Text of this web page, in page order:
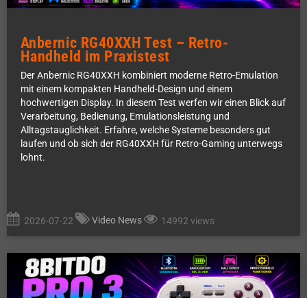
Anbernic RG40XXH Test – Retro-
Handheld im Praxistest
Der Anbernic RG40XXH kombiniert moderne Retro-Emulation
mit einem kompakten Handheld-Design und einem
hochwertigen Display. In diesem Test werfen wir einen Blick auf
Verarbeitung, Bedienung, Emulationsleistung und
Alltagstauglichkeit. Erfahre, welche Systeme besonders gut
laufen und ob sich der RG40XXH für Retro-Gaming unterwegs
lohnt.
2026-07-22 Video News 14992 views